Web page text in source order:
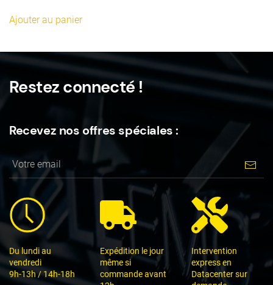
Ajouter au panier
Restez connecté !
Recevez nos offres spéciales :
Du lundi au
vendredi
9h-13h / 14h-18h
Expédition le jour
même si
commande avant
Intervention
express en
Datacenter sur